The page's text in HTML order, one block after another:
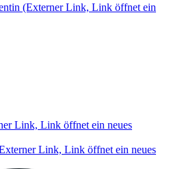
(Externer Link, Link öffnet ein
Link, Link öffnet ein neues
Link, Link öffnet ein neues